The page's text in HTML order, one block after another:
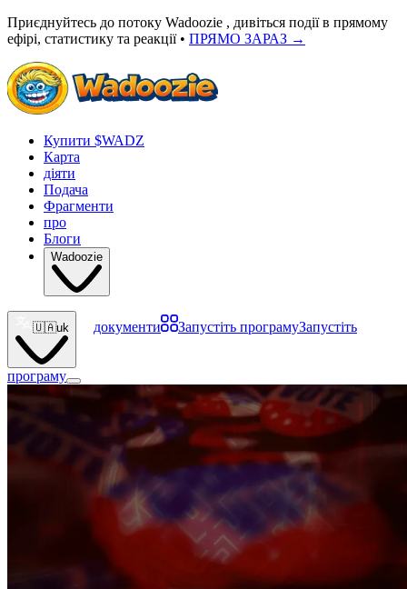
Приєднуйтесь до потоку Wadoozie , дивіться події в прямому
ефірі, статистику та реакції • ПРЯМО ЗАРАЗ →
Купити $WADZ
Карта
діяти
Подача
Фрагменти
про
Блоги
Wadoozie
🇺🇦uk документи Запустіть програмуЗапустіть
програму